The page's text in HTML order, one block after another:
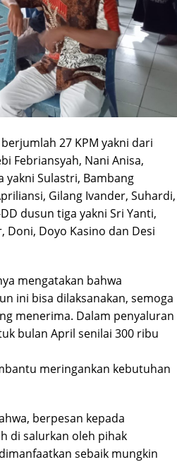
27 KPM yakni dari
Febriansyah, Nani Anisa,
yakni Sulastri, Bambang
Gilang Ivander, Suhardi,
dusun tiga yakni Sri Yanti,
Doni, Doyo Kasino dan Desi
mengatakan bahwa
ini bisa dilaksanakan, semoga
menerima. Dalam penyaluran
bulan April senilai 300 ribu
meringankan kebutuhan
berpesan kepada
di salurkan oleh pihak
sebaik mungkin